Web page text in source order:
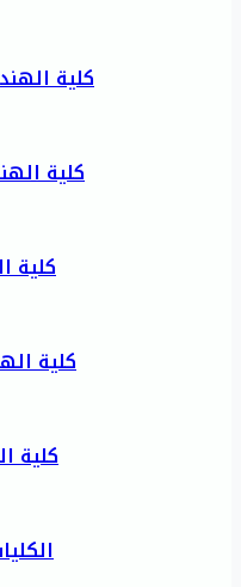
كلية
كلية
كلية
كلية
كلية